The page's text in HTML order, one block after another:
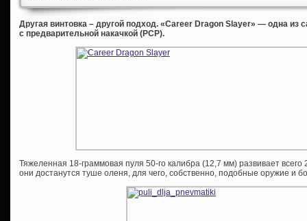
Другая винтовка – другой подход. «Career Dragon Slayer» — одна
с предварительной накачкой (PCP).
Тяжеленная 18-граммовая пуля 50-го калибра (12,7 мм) развивает
они достанутся туше оленя, для чего, собственно, подобные оружие и